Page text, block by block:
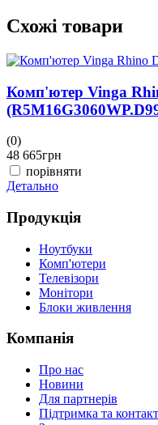
Схожі товари
Комп'ютер Vinga
(0)
48 665грн
порівняти
Детально
Продукція
Ноутбуки
Комп'ютери
Телевізори
Монітори
Блоки живлення
Компанія
Про нас
Новини
Для партнерів
Підтримка та